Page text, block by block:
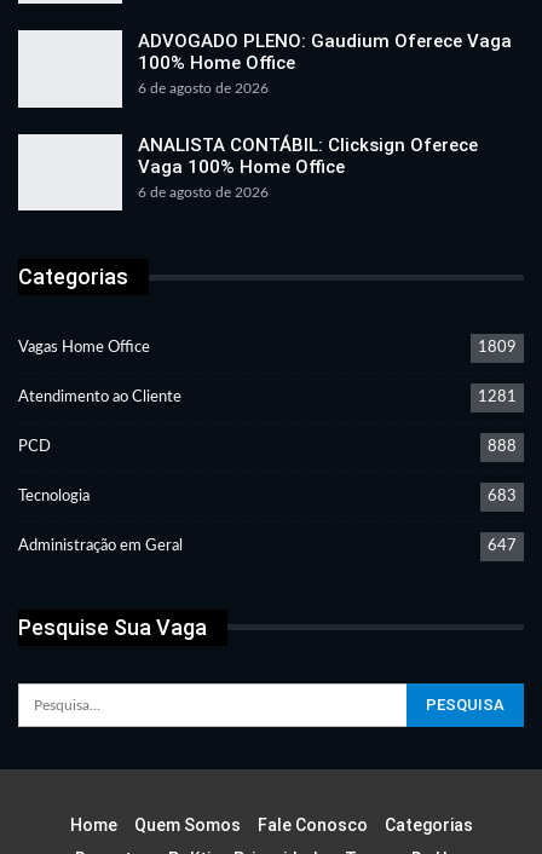
ADVOGADO PLENO: Gaudium Oferece Vaga
100% Home Office
6 de agosto de 2026
ANALISTA CONTÁBIL: Clicksign Oferece
Vaga 100% Home Office
6 de agosto de 2026
Categorias
Vagas Home Office 1809
Atendimento ao Cliente 1281
PCD 888
Tecnologia 683
Administração em Geral 647
Pesquise Sua Vaga
Home Quem Somos Fale Conosco
Categorias